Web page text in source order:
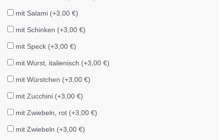
mit Salami (+3,00 €)
mit Schinken (+3,00 €)
mit Speck (+3,00 €)
mit Wurst, italienisch (+3,00 €)
mit Würstchen (+3,00 €)
mit Zucchini (+3,00 €)
mit Zwiebeln, rot (+3,00 €)
mit Zwiebeln (+3,00 €)